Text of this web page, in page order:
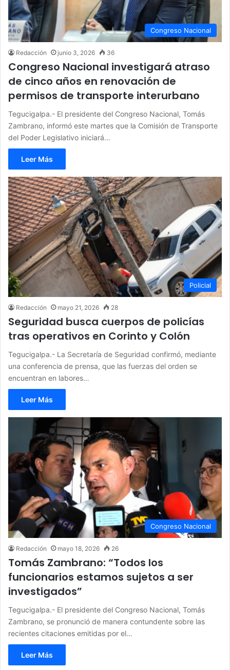
Congreso Nacional
Redacción junio 3, 2026 36
Congreso Nacional investigará atraso
de cinco años en renovación de
permisos de transporte interurbano
Tegucigalpa.- El presidente del Congreso Nacional, Tomás
Zambrano, informó este martes que la Comisión de Transporte
del Poder Legislativo iniciará…
Leer Más
Policial
Redacción mayo 21, 2026 28
Seguridad busca cuerpos de policías
tras operativos en Corinto y Colón
Tegucigalpa.- La Secretaría de Seguridad confirmó, mediante
una conferencia de prensa, que las fuerzas del orden se
encuentran en labores…
Leer Más
Congreso Nacional
Redacción mayo 18, 2026 26
Tomás Zambrano: “Todos los
funcionarios estamos sujetos a ser
investigados”
Tegucigalpa.- El presidente del Congreso Nacional, Tomás
Zambrano, se pronunció de manera contundente sobre las
recientes citaciones emitidas por el…
Leer Más